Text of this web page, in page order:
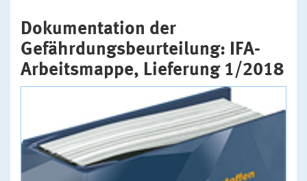
Dokumentation der
Gefährdungsbeurteilung: IFA-
Arbeitsmappe, Lieferung 1/2018